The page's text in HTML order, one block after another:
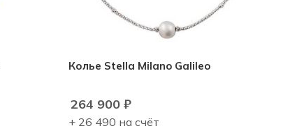
Колье Stella Milano Galileo
264 900 ₽
+ 26 490 на счёт